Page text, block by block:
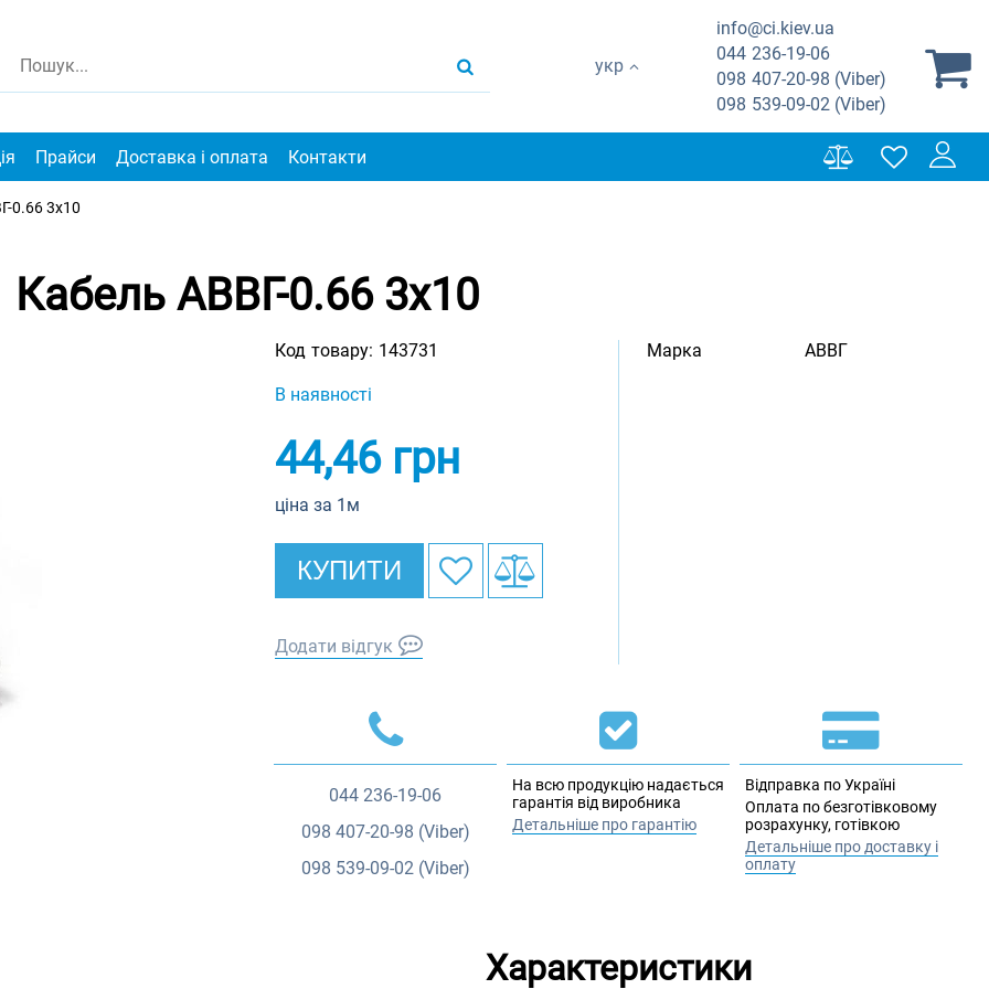
укр
info@ci.kiev.ua
044 236-19-06
098 407-20-98 (Viber)
098 539-09-02 (Viber)
Прайси Доставка і оплата Контакти
0.66 3х10
Кабель АВВГ-0.66 3х10
Код товару: 143731
В наявності
44,46грн
ціна за 1м
КУПИТИ
Додати відгук
Марка АВВГ
044 236-19-06
098 407-20-98 (Viber)
098 539-09-02 (Viber)
На всю продукцію надається
гарантія від виробника
Детальніше про гарантію
Відправка по Україні
Оплата по безготівковому
розрахунку, готівкою
Детальніше про доставку і
оплату
Характеристики